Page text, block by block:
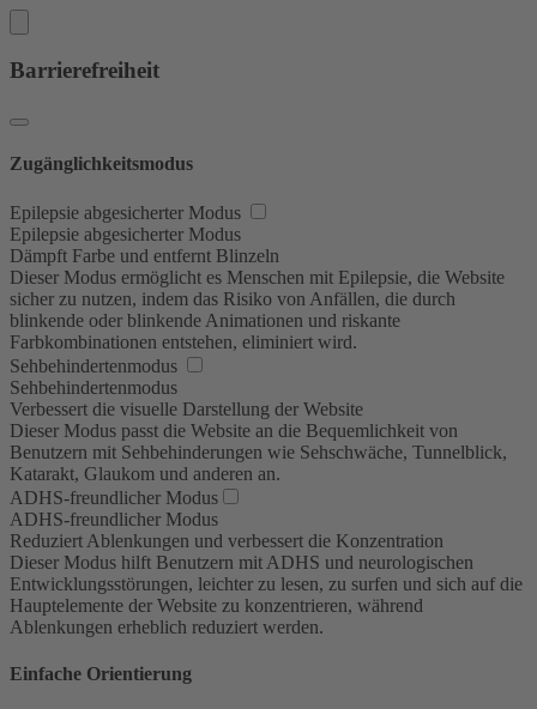
Barrierefreiheit
Zugänglichkeitsmodus
Epilepsie abgesicherter Modus
Epilepsie abgesicherter Modus
Dämpft Farbe und entfernt Blinzeln
Dieser Modus ermöglicht es Menschen mit Epilepsie, die Website
sicher zu nutzen, indem das Risiko von Anfällen, die durch
blinkende oder blinkende Animationen und riskante
Farbkombinationen entstehen, eliminiert wird.
Sehbehindertenmodus
Sehbehindertenmodus
Verbessert die visuelle Darstellung der Website
Dieser Modus passt die Website an die Bequemlichkeit von
Benutzern mit Sehbehinderungen wie Sehschwäche, Tunnelblick,
Katarakt, Glaukom und anderen an.
ADHS-freundlicher Modus
ADHS-freundlicher Modus
Reduziert Ablenkungen und verbessert die Konzentration
Dieser Modus hilft Benutzern mit ADHS und neurologischen
Entwicklungsstörungen, leichter zu lesen, zu surfen und sich auf die
Hauptelemente der Website zu konzentrieren, während
Ablenkungen erheblich reduziert werden.
Einfache Orientierung